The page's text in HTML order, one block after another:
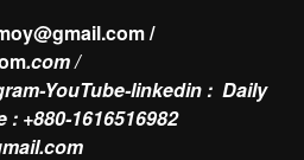
/
.com /
YouTube-linkedin : Daily
+880-1616516982